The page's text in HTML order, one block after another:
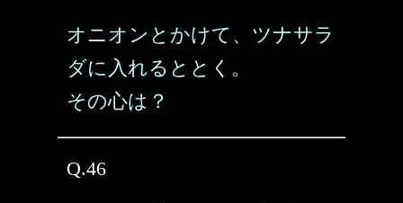
オニオンとかけて、ツナサラ
ダに入れるととく。
その心は？
Q.46